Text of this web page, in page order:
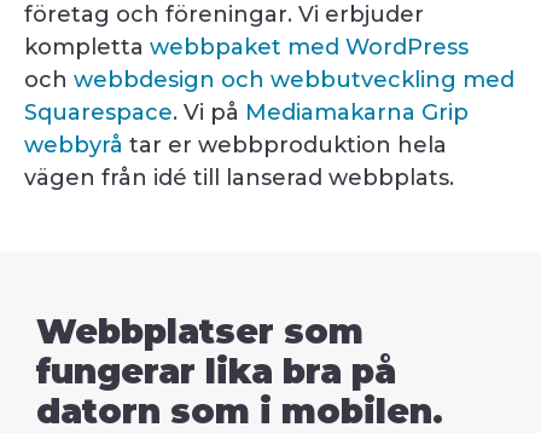
företag och föreningar. Vi erbjuder
kompletta webbpaket med WordPress
och webbdesign och webbutveckling med
Squarespace. Vi på Mediamakarna Grip
webbyrå tar er webbproduktion hela
vägen från idé till lanserad webbplats.
Webbplatser som
fungerar lika bra på
datorn som i mobilen.